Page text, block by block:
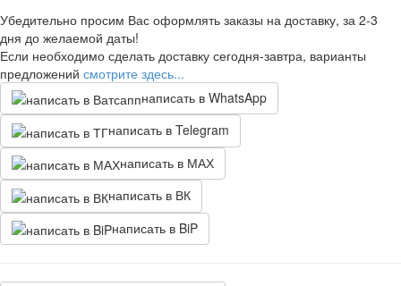
Убедительно просим Вас оформлять заказы на доставку, за 2-3
дня до желаемой даты!
Если необходимо сделать доставку сегодня-завтра, варианты
предложений смотрите здесь...
написать в WhatsApp
написать в Telegram
написать в МАХ
написать в ВК
написать в BiP